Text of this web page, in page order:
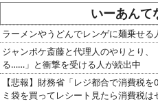
いーあんて
ラーメンやうどんでレンゲに麺乗せる
ジャンポケ斎藤と代理人のやりとり
る……」と衝撃を受ける人が続出中
【悲報】財務省「レジ都合で消費税
ミ袋を買ってレシート見たら消費税